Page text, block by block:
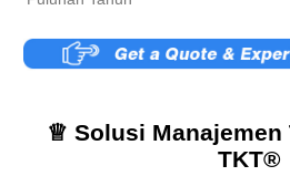
♕ Solusi Manajemen
TKT®